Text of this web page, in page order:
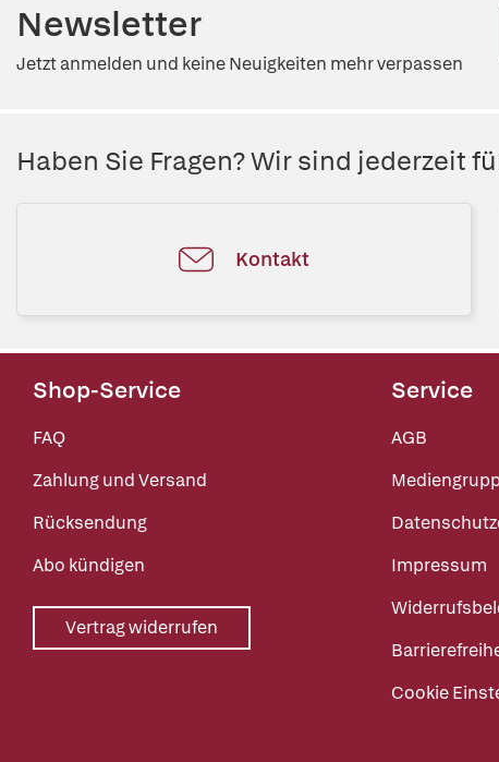
Newsletter
Jetzt anmelden und keine Neuigkeiten mehr verpassen
Haben Sie Fragen? Wir sind jederzeit
Kontakt
Shop-Service
FAQ
Zahlung und Versand
Rücksendung
Abo kündigen
Vertrag widerrufen
Service
AGB
Impressum
Cookie